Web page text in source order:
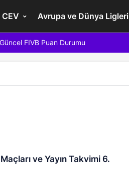
CEV Avrupa ve Dünya Ligleri
FIVB Puan Durumu
ve Yayın Takvimi 6.